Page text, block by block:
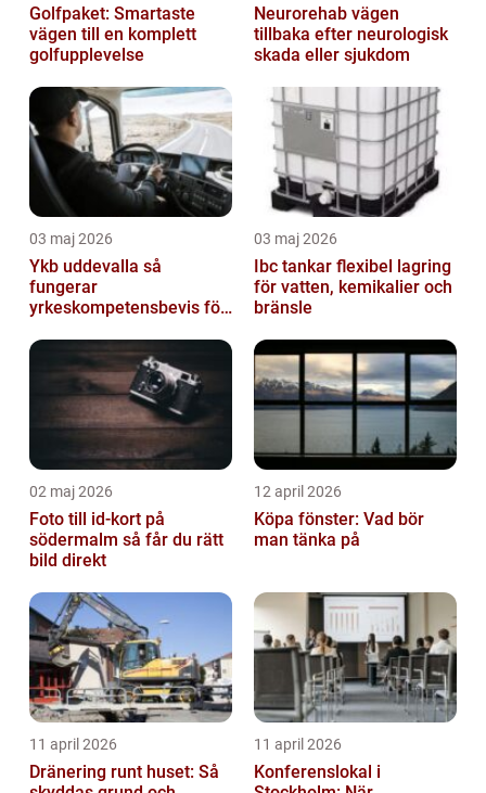
Golfpaket: Smartaste
vägen till en komplett
golfupplevelse
Neurorehab vägen
tillbaka efter neurologisk
skada eller sjukdom
03 maj 2026
Ykb uddevalla så
fungerar
yrkeskompetensbevis för
03 maj 2026
Ibc tankar flexibel lagring
för vatten, kemikalier och
bränsle
02 maj 2026
Foto till id-kort på
södermalm så får du rätt
bild direkt
12 april 2026
Köpa fönster: Vad bör
man tänka på
11 april 2026
Dränering runt huset: Så
11 april 2026
Konferenslokal i